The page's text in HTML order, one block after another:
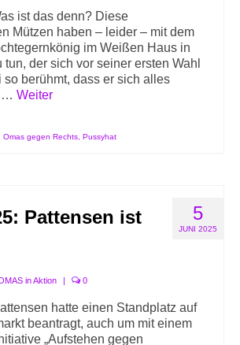
ist das denn? Diese
Mützen haben – leider – mit dem
im Weißen Haus in
tun, der sich vor seiner ersten Wahl
so berühmt, dass er sich alles
… Weiter
Omas gegen Rechts Pussyhat
5
JUNI 2025
Pattensen ist
in Aktion | 0
hatte einen Standplatz auf
beantragt, auch um mit einem
„Aufstehen gegen